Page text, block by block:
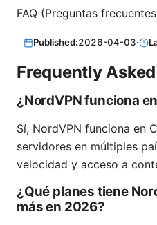
FAQ (Preguntas
Published:2026-04-03·
Frequently
¿NordVPN funciona
Sí, NordVPN funciona en
servidores en múltiples
velocidad y acceso a
¿Qué planes tiene
más en 2026?